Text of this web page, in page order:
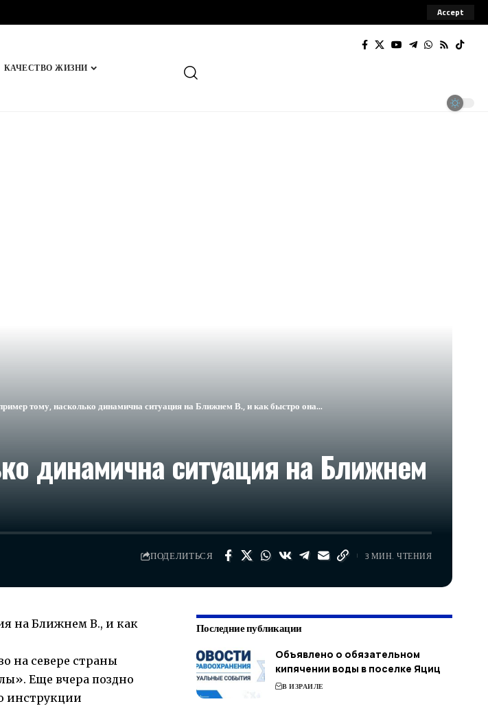
Accept
КАЧЕСТВО ЖИЗНИ
тому, насколько динамична ситуация на Ближнем В., и как быстро она…
динамична ситуация на Ближнем
ПОДЕЛИТЬСЯ 3 МИН. ЧТЕНИЯ
на Ближнем В., и как
на севере страны
Еще вчера поздно
инструкции
Последние публикации
Объявлено о обязательном
кипячении воды в поселке Яциц
В ИЗРАИЛЕ